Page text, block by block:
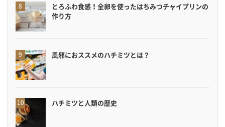
とろふわ食感！全卵を使ったはちみつチャイプリンの
作り方
風邪におススメのハチミツとは？
ハチミツと人類の歴史